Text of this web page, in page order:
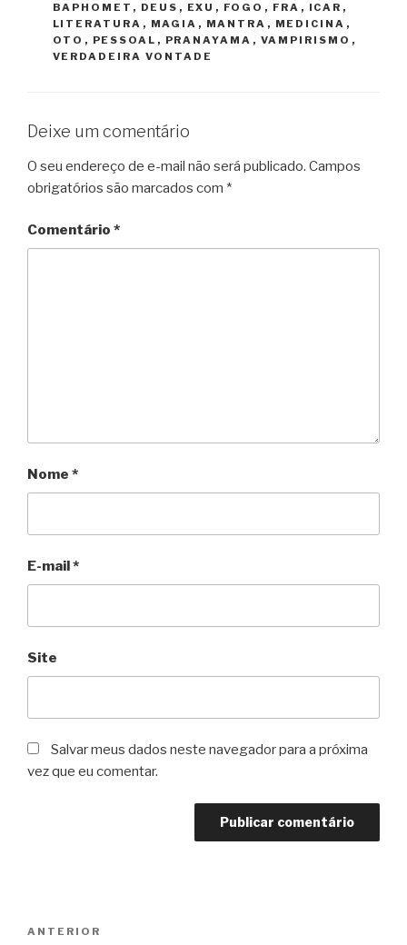
BAPHOMET , DEUS , EXU , FOGO , FRA , ICAR ,
LITERATURA , MAGIA , MANTRA , MEDICINA ,
OTO , PESSOAL , PRANAYAMA , VAMPIRISMO ,
VERDADEIRA VONTADE
Deixe um comentário
O seu endereço de e-mail não será publicado. Campos
obrigatórios são marcados com *
Comentário *
Nome *
E-mail*
Site
Salvar meus dados neste navegador para a próxima
vez que eu comentar.
Post
ANTERIOR